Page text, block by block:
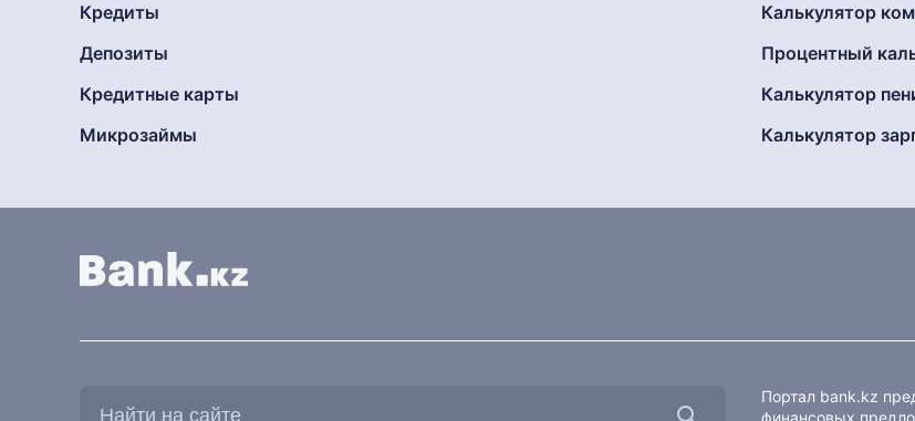
Кредиты
Депозиты
Кредитные карты
Микрозаймы
Калькулятор
Процентный
Калькулятор
Калькулятор
Портал bank.kz
финансовых